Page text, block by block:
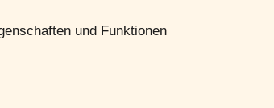
und Funktionen